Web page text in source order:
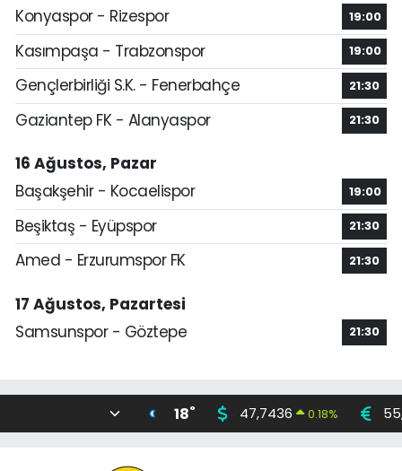
Konyaspor - Rizespor
19:00
Kasımpaşa - Trabzonspor 19:00
Gençlerbirliği S.K. - Fenerbahçe 21:30
Gaziantep FK - Alanyaspor 21:30
16 Ağustos, Pazar
Başakşehir - Kocaelispor
19:00
Beşiktaş - Eyüpspor 21:30
Amed - Erzurumspor FK 21:30
17 Ağustos, Pazartesi
Samsunspor - Göztepe
21:30
18° 47,7436 0.18%